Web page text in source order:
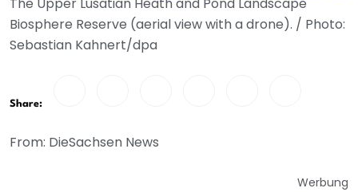
The Upper Lusatian Heath and Pond Landscape
Biosphere Reserve (aerial view with a drone). / Photo:
Sebastian Kahnert/dpa
Share:
From: DieSachsen News
Werbung